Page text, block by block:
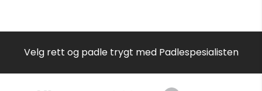
Velg rett og padle trygt med Padlespesialisten